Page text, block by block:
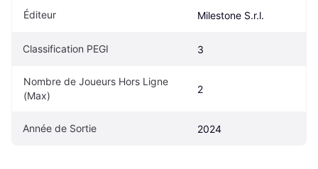
Éditeur Milestone S.r.l.
Classification PEGI 3
Nombre de Joueurs Hors Ligne
(Max)
2
Année de Sortie 2024